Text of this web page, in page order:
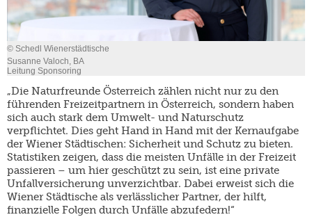
© Schedl Wienerstädtische
Susanne Valoch, BA
Leitung Sponsoring
„Die Naturfreunde Österreich zählen nicht nur zu den
führenden Freizeitpartnern in Österreich, sondern haben
sich auch stark dem Umwelt- und Naturschutz
verpflichtet. Dies geht Hand in Hand mit der Kernaufgabe
der Wiener Städtischen: Sicherheit und Schutz zu bieten.
Statistiken zeigen, dass die meisten Unfälle in der Freizeit
passieren – um hier geschützt zu sein, ist eine private
Unfallversicherung unverzichtbar. Dabei erweist sich die
Wiener Städtische als verlässlicher Partner, der hilft,
finanzielle Folgen durch Unfälle abzufedern!“